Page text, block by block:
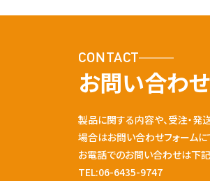
CONTACT
お問い合わせ
製品に関する内容や、受注・発
場合はお問い合わせフォームに
お電話でのお問い合わせは下記
TEL:06-6435-9747